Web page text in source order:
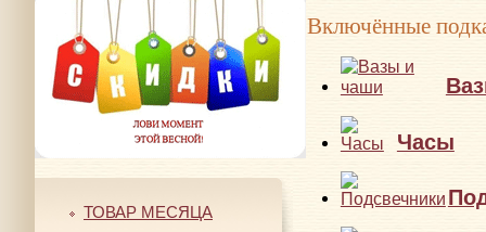
ТОВАР МЕСЯЦА
Включённые
Часы